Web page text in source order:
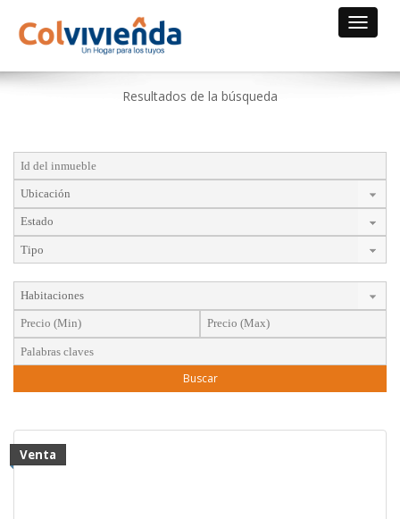
Toggle
Resultados de la búsqueda
Buscar
Venta